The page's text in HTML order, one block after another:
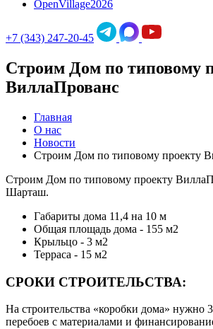
OpenVillage2026
+7 (343) 247-20-45
Строим Дом по типовому
ВиллаПрованс
Главная
О нас
Новости
Строим Дом по типовому проекту
Строим Дом по типовому проекту
Шарташ.
Габариты дома 11,4 на 10 м
Общая площадь дома - 155 м2
Крыльцо - 3 м2
Терраса - 15 м2
СРОКИ СТРОИТЕЛЬСТВА:
На строительства «коробки дома» нужно
перебоев с материалами и